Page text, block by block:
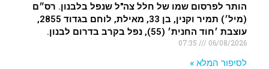
הותר לפרסום שמו של חלל צה"ל שנפל בלבנון. רס״ם
(מיל׳) תמיר וקנין, בן 33, מאילת, לוחם בגדוד 2855,
עוצבת ׳חוד החנית׳ (55), נפל בקרב בדרום לבנון.
06/08/2026
לסיפור המלא »